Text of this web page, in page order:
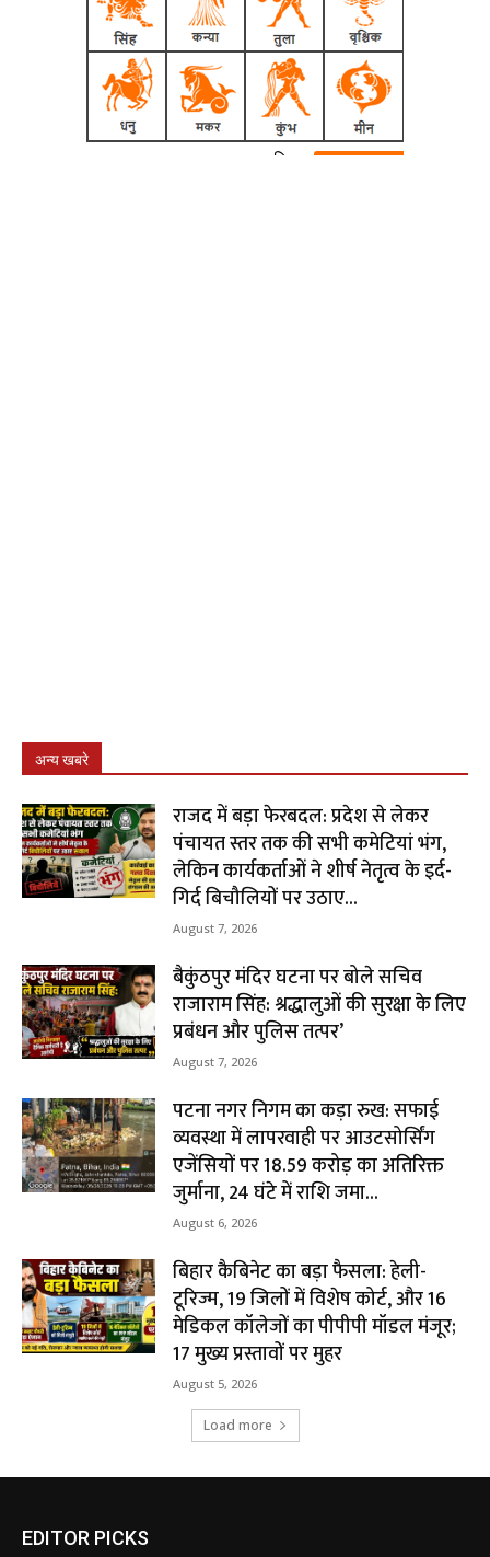
अन्य खबरे
राजद में बड़ा फेरबदल: प्रदेश से लेकर
पंचायत स्तर तक की सभी कमेटियां भंग,
लेकिन कार्यकर्ताओं ने शीर्ष नेतृत्व के इर्द-
गिर्द बिचौलियों पर उठाए...
August 7, 2026
बैकुंठपुर मंदिर घटना पर बोले सचिव
राजाराम सिंह: श्रद्धालुओं की सुरक्षा के लिए
प्रबंधन और पुलिस तत्पर’
August 7, 2026
पटना नगर निगम का कड़ा रुख: सफाई
व्यवस्था में लापरवाही पर आउटसोर्सिंग
एजेंसियों पर ₹18.59 करोड़ का अतिरिक्त
जुर्माना, 24 घंटे में राशि जमा...
August 6, 2026
बिहार कैबिनेट का बड़ा फैसला: हेली-
टूरिज्म, 19 जिलों में विशेष कोर्ट, और 16
मेडिकल कॉलेजों का पीपीपी मॉडल मंजूर;
17 मुख्य प्रस्तावों पर मुहर
August 5, 2026
Load more
EDITOR PICKS